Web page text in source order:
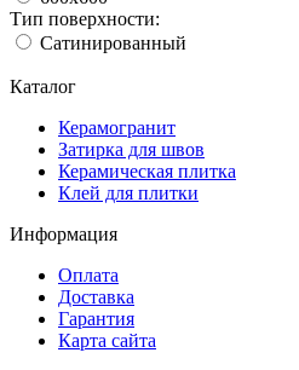
Тип поверхности:
Сатинированный
Каталог
Керамогранит
Затирка для швов
Керамическая плитка
Клей для плитки
Информация
Оплата
Доставка
Гарантия
Карта сайта